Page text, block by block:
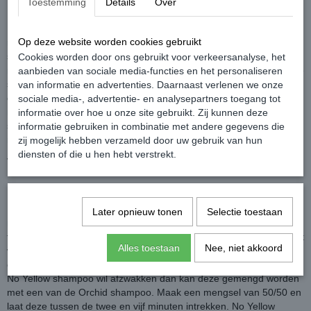
matteert en neutraliseert deze sterk geconcentreerde verzorgende
shampoo de ondergrondkleur en zorgt daarnaast voor een diepe
reiniging van alle blondeerresiduen. Geschikt voor highlights, coupe
soleil, balayage, blond- of grijstinten en als tussenbehandeling na
een complete blondering. Door de hoge concentratie pigmenten
matteert en neutraliseert deze sterk geconcentreerde verzorgende
shampoo de ondergrondkleur en zorgt daarnaast voor een diepe
reiniging van alle blondeerresiduen. No Yellow Shampoo 250ml.
Verkrijgbaar in
Gebruiksaanwijzing:
No Yellow Shampoo 250ml.Verdeel de shampoo over het haar en
tien minuten laten inwerken, daarna zorgvuldig uitspoelen. Geschikt
voor highlights, coupe soleil, balayage, foilyage, blond of grijs tinten
en als tussen behandeling na een complete blondering. Als je de
No Yellow shampoo wil afzwakken dan kan deze gemengd worden
met een van de Orchid shampoo. Maak een mengsel van 50/50 en
laat deze tussen de twee en vijf minuten intrekken. No Yellow
Op deze website worden cookies gebruikt
Cookies worden door ons gebruikt voor verkeersanalyse, het
aanbieden van sociale media-functies en het personaliseren
van informatie en advertenties. Daarnaast verlenen we onze
sociale media-, advertentie- en analysepartners toegang tot
informatie over hoe u onze site gebruikt. Zij kunnen deze
informatie gebruiken in combinatie met andere gegevens die
zij mogelijk hebben verzameld door uw gebruik van hun
diensten of die u hen hebt verstrekt.
Later opnieuw tonen Selectie toestaan
Alles toestaan Nee, niet akkoord